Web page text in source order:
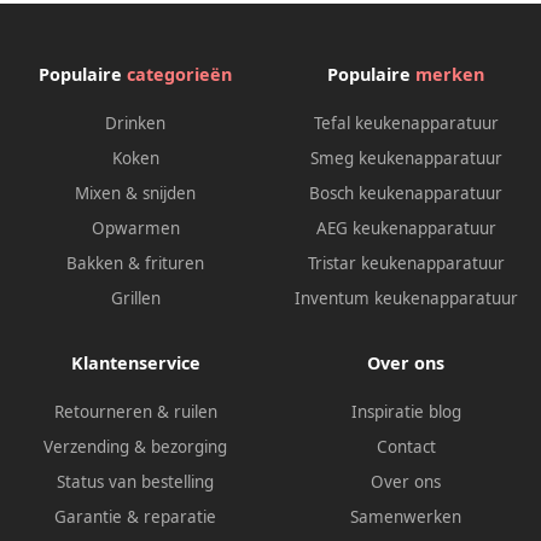
Populaire categorieën
Drinken
Koken
Mixen & snijden
Opwarmen
Bakken & frituren
Grillen
Populaire merken
Tefal keukenapparatuur
Smeg keukenapparatuur
Bosch keukenapparatuur
AEG keukenapparatuur
Tristar keukenapparatuur
Inventum keukenapparatuur
Klantenservice
Retourneren & ruilen
Verzending & bezorging
Status van bestelling
Garantie & reparatie
Over ons
Inspiratie blog
Contact
Over ons
Samenwerken